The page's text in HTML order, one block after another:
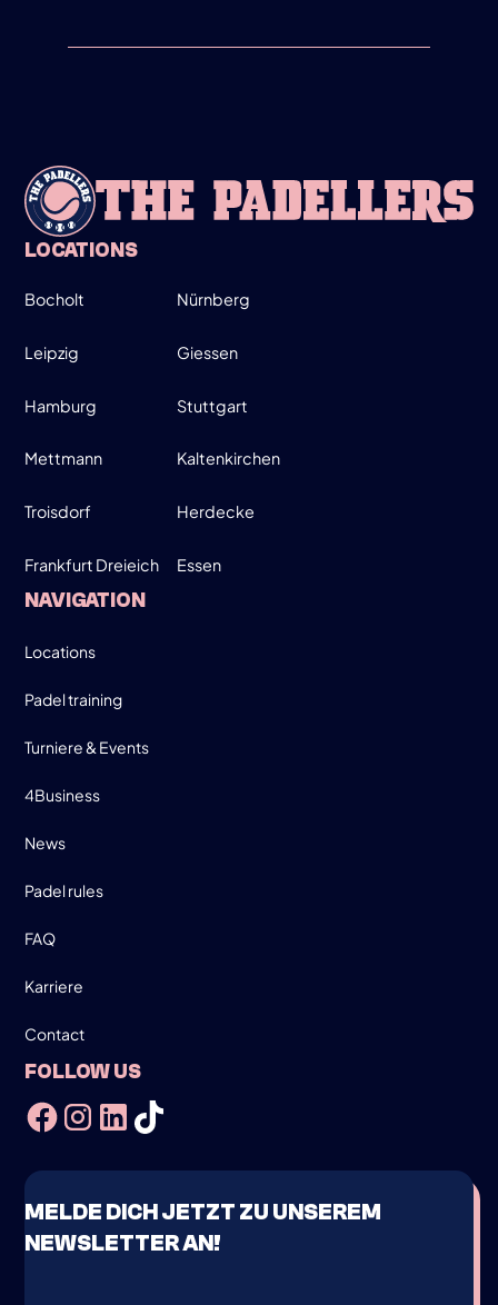
NEU
23/3/26
PADELLERS
LOCATIONS
Bocholt Nürnberg
Leipzig Giessen
Hamburg Stuttgart
Mettmann Kaltenkirchen
Troisdorf Herdecke
Frankfurt Dreieich Essen
NAVIGATION
Locations
Padel training
Turniere & Events
4Business
News
Padel rules
FAQ
Karriere
Contact
FOLLOW US
MELDE DICH JETZT ZU UNSEREM
NEWSLETTER AN!